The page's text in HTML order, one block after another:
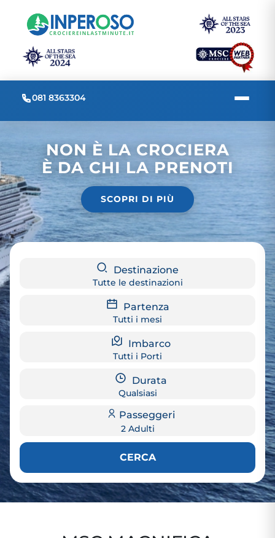
081 8363304
NON È LA CROCIERA
È DA CHI LA PRENOTI
SCOPRI DI PIÙ
Destinazione
Tutte le destinazioni
Partenza
Tutti i mesi
Imbarco
Tutti i Porti
Durata
Qualsiasi
Passeggeri
2 Adulti
CERCA